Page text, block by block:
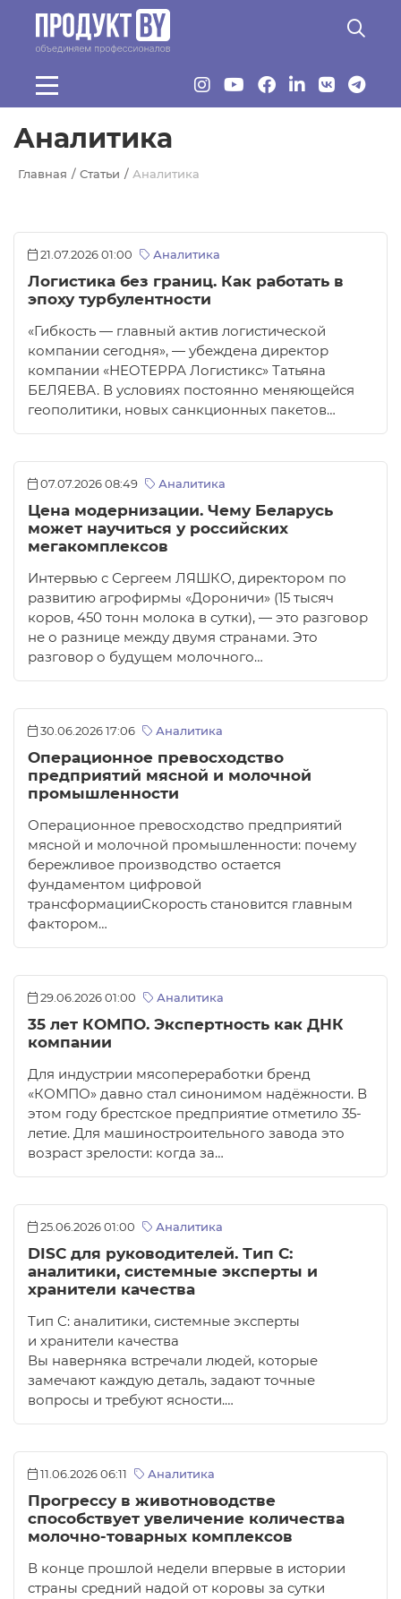
Перейти к основному содержанию
Аналитика
Главная Статьи Аналитика
21.07.2026 01:00 Аналитика
Логистика без границ. Как работать в
эпоху турбулентности
«Гибкость — главный актив логистической
компании сегодня», — убеждена директор
компании «НEOTEРРА Логистикс» Татьяна
БЕЛЯЕВА. В условиях постоянно меняющейся
геополитики, новых санкционных пакетов…
07.07.2026 08:49 Аналитика
Цена модернизации. Чему Беларусь
может научиться у российских
мегакомплексов
Интервью с Сергеем ЛЯШКО, директором по
развитию агрофирмы «Дороничи» (15 тысяч
коров, 450 тонн молока в сутки), — это разговор
не о разнице между двумя странами. Это
разговор о будущем молочного…
30.06.2026 17:06 Аналитика
Операционное превосходство
предприятий мясной и молочной
промышленности
Операционное превосходство предприятий
мясной и молочной промышленности: почему
бережливое производство остается
фундаментом цифровой
трансформацииСкорость становится главным
фактором…
29.06.2026 01:00 Аналитика
35 лет КОМПО. Экспертность как ДНК
компании
Для индустрии мясопереработки бренд
«КОМПО» давно стал синонимом надёжности. В
этом году брестское предприятие отметило 35-
летие. Для машиностроительного завода это
возраст зрелости: когда за…
25.06.2026 01:00 Аналитика
DISC для руководителей. Тип C:
аналитики, системные эксперты и
хранители качества
Тип C: аналитики, системные эксперты
и хранители качества
Вы наверняка встречали людей, которые
замечают каждую деталь, задают точные
вопросы и требуют ясности.…
11.06.2026 06:11 Аналитика
Прогрессу в животноводстве
способствует увеличение количества
молочно-товарных комплексов
В конце прошлой недели впервые в истории
страны средний надой от коровы за сутки